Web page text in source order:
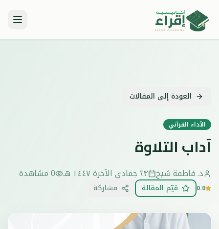
العودة إلى المقالات
الأداء القرآني
آداب التلاوة
د. فاطمة شيخ ٢٣ جمادى الآخرة ١٤٤٧ هـ 0مشاهدة
0.0 قيّم المقالة مشاركة